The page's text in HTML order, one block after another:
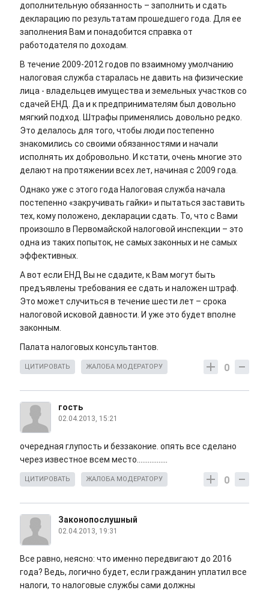
дополнительную обязанность – заполнить и сдать
декларацию по результатам прошедшего года. Для ее
заполнения Вам и понадобится справка от
работодателя по доходам.
В течение 2009-2012 годов по взаимному умолчанию
налоговая служба старалась не давить на физические
лица - владельцев имущества и земельных участков со
сдачей ЕНД. Да и к предпринимателям был довольно
мягкий подход. Штрафы применялись довольно редко.
Это делалось для того, чтобы люди постепенно
знакомились со своими обязанностями и начали
исполнять их добровольно. И кстати, очень многие это
делают на протяжении всех лет, начиная с 2009 года.
Однако уже с этого года Налоговая служба начала
постепенно «закручивать гайки» и пытаться заставить
тех, кому положено, декларации сдать. То, что с Вами
произошло в Первомайской налоговой инспекции – это
одна из таких попыток, не самых законных и не самых
эффективных.
А вот если ЕНД Вы не сдадите, к Вам могут быть
предъявлены требования ее сдать и наложен штраф.
Это может случиться в течение шести лет – срока
налоговой исковой давности. И уже это будет вполне
законным.
Палата налоговых консультантов.
0
ЦИТИРОВАТЬ ЖАЛОБА МОДЕРАТОРУ
гость
02.04.2013, 15:21
очередная глупость и беззаконие. опять все сделано
через известное всем место.................
0
ЦИТИРОВАТЬ ЖАЛОБА МОДЕРАТОРУ
Законопослушный
02.04.2013, 19:31
Все равно, неясно: что именно передвигают до 2016
года? Ведь, логично будет, если гражданин уплатил все
налоги, то налоговые службы сами должны